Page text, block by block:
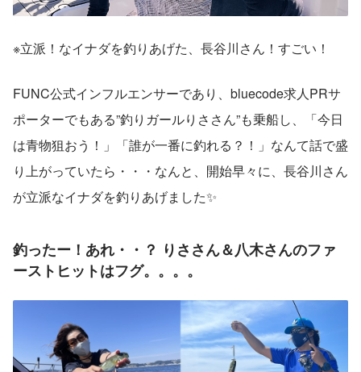
※立派！なイナダを釣りあげた、長谷川さん！すごい！
FUNC公式インフルエンサーであり、bluecode求人PRサ
ポーターでもある”釣りガールりささん”も乗船し、「今日
は青物狙おう！」「誰が一番に釣れる？！」なんて話で盛
り上がっていたら・・・なんと、開始早々に、長谷川さん
が立派なイナダを釣りあげました✨
釣ったー！あれ・・？ りささん＆八木さんのファ
ーストヒットはフグ。。。。